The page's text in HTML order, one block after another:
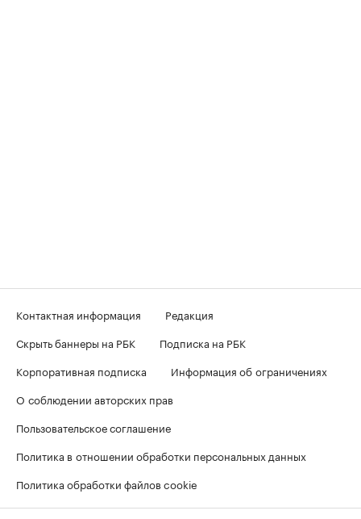
Контактная информация
Редакция
Скрыть баннеры на РБК
Подписка на РБК
Корпоративная подписка
Информация об ограничениях
О соблюдении авторских прав
Пользовательское соглашение
Политика в отношении обработки персональных данных
Политика обработки файлов cookie